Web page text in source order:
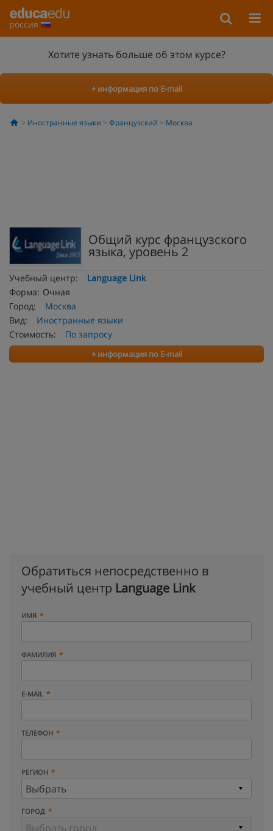
россия
Хотите узнать больше об этом курсе?
+ информация по E-mail
Иностранные языки Французский Москва
Общий курс французского
языка, уровень 2
Учебный центр:
Language Link
Форма: Очная
Город:
Москва
Вид:
Иностранные языки
Стоимость:
По запросу
+ информация по E-mail
Обратиться непосредственно в
учебный центр Language Link
ИМЯ
ФАМИЛИЯ
E-MAIL
ТЕЛЕФОН
РЕГИОН
ГОРОД